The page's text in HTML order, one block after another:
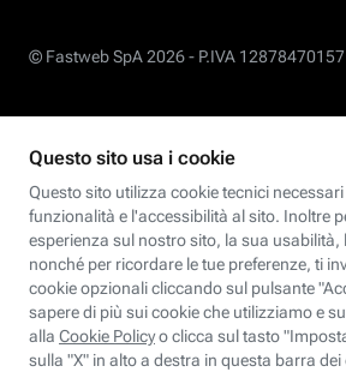
© Fastweb SpA 2026 - P.IVA 12878470157